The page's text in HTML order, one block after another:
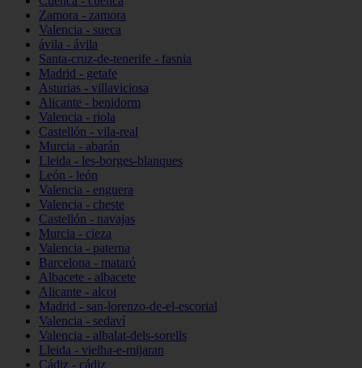
Zamora - zamora
Valencia - sueca
ávila - ávila
Santa-cruz-de-tenerife - fasnia
Madrid - getafe
Asturias - villaviciosa
Alicante - benidorm
Valencia - riola
Castellón - vila-real
Murcia - abarán
Lleida - les-borges-blanques
León - león
Valencia - enguera
Valencia - cheste
Castellón - navajas
Murcia - cieza
Valencia - paterna
Barcelona - mataró
Albacete - albacete
Alicante - alcoi
Madrid - san-lorenzo-de-el-escorial
Valencia - sedaví
Valencia - albalat-dels-sorells
Lleida - vielha-e-mijaran
Cádiz - cádiz